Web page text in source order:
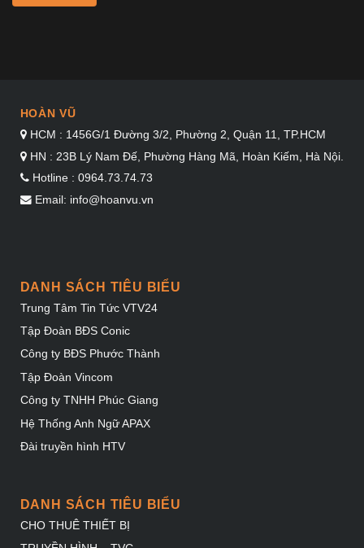
HOÀN VŨ
HCM : 1456G/1 Đường 3/2, Phường 2, Quận 11, TP.HCM
HN : 23B Lý Nam Đế, Phường Hàng Mã, Hoàn Kiếm, Hà Nội.
Hotline : 0964.73.74.73
Email: info@hoanvu.vn
DANH SÁCH TIÊU BIỂU
Trung Tâm Tin Tức VTV24
Tập Đoàn BĐS Conic
Công ty BĐS Phước Thành
Tập Đoàn Vincom
Công ty TNHH Phúc Giang
Hệ Thống Anh Ngữ APAX
Đài truyền hình HTV
DANH SÁCH TIÊU BIỂU
CHO THUÊ THIẾT BỊ